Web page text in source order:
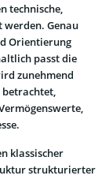
technische,
Genau
Orientierung
passt die
zunehmend
klassischer
strukturierter